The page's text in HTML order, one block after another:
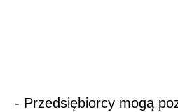
- Przedsiębiorcy mogą